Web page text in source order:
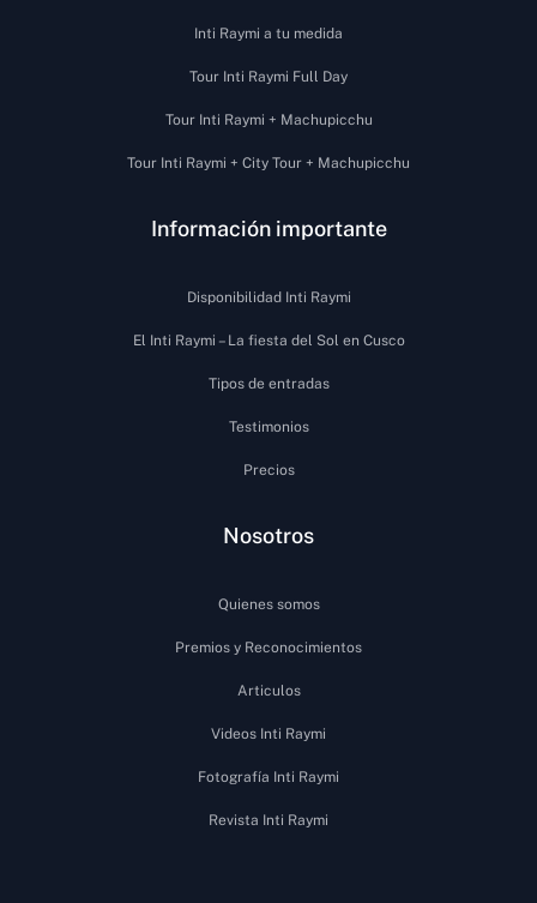
Inti Raymi a tu medida
Tour Inti Raymi Full Day
Tour Inti Raymi + Machupicchu
Tour Inti Raymi + City Tour + Machupicchu
Información importante
Disponibilidad Inti Raymi
El Inti Raymi – La fiesta del Sol en Cusco
Tipos de entradas
Testimonios
Precios
Nosotros
Quienes somos
Premios y Reconocimientos
Articulos
Videos Inti Raymi
Fotografía Inti Raymi
Revista Inti Raymi